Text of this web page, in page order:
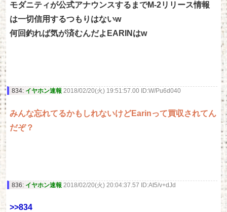
モダニティが公式アナウンスするまでM-2リリース情報
は一切信用するつもりはないw
何回釣れば気が済むんだよEARINはw
834: イヤホン速報 2018/02/20(火) 19:51:57.00 ID:W/Pu6d040
みんな忘れてるかもしれないけどEarinって買収されてん
だぞ？
836: イヤホン速報 2018/02/20(火) 20:04:37.57 ID:At5/v+dJd
>>834